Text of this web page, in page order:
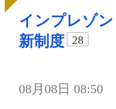
インプレゾ
新制度
28
08月08日 08:50